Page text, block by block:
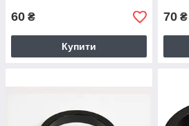
60 ₴
Купити
70 ₴